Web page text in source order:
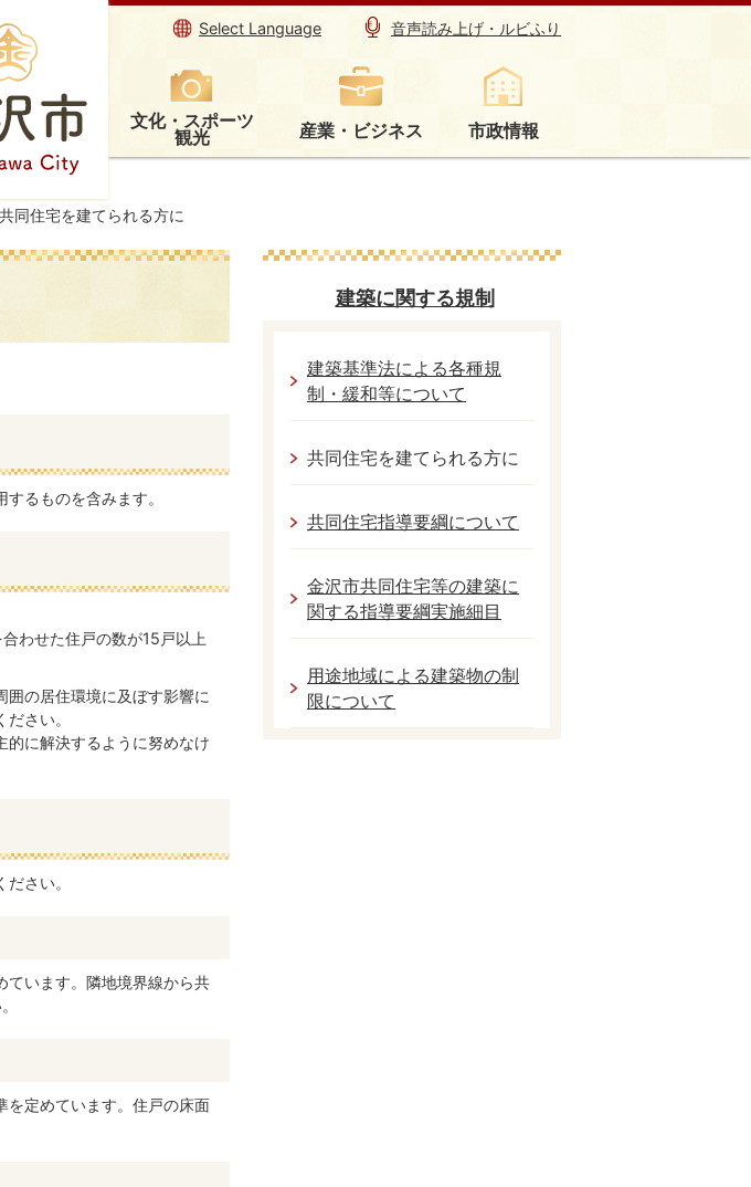
Select Language 音声読み上げ・ルビふり
文化・スポーツ
観光 産業・ビジネス 市政情報
共同住宅を建てられる方に
るものを含みます。
わせた住戸の数が15戸以上
囲の居住環境に及ぼす影響に
さい。
的に解決するように努めなけ
さい。
ています。隣地境界線から共
を定めています。住戸の床面
建築に関する規制
建築基準法による各種規
制・緩和等について
共同住宅を建てられる方に
共同住宅指導要綱について
金沢市共同住宅等の建築に
関する指導要綱実施細目
用途地域による建築物の制
限について